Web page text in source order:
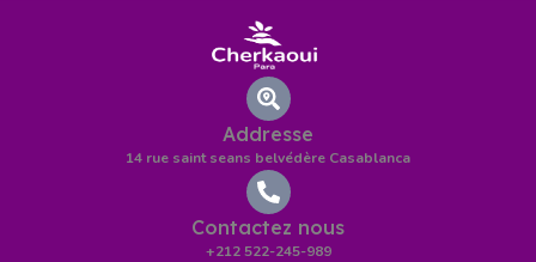
Addresse
14 rue saint seans belvédère Casablanca
Contactez nous
+212 522-245-989